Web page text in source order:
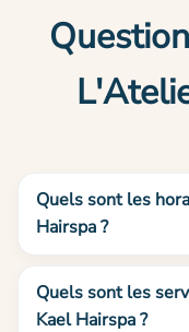
Quels sont les
Hairspa ?
Quels sont les
Kael Hairspa ?